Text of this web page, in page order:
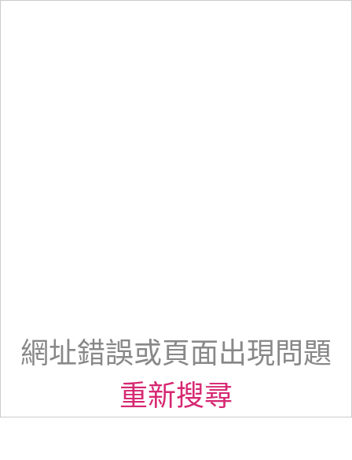
網址錯誤或頁面出現問題
重新搜尋